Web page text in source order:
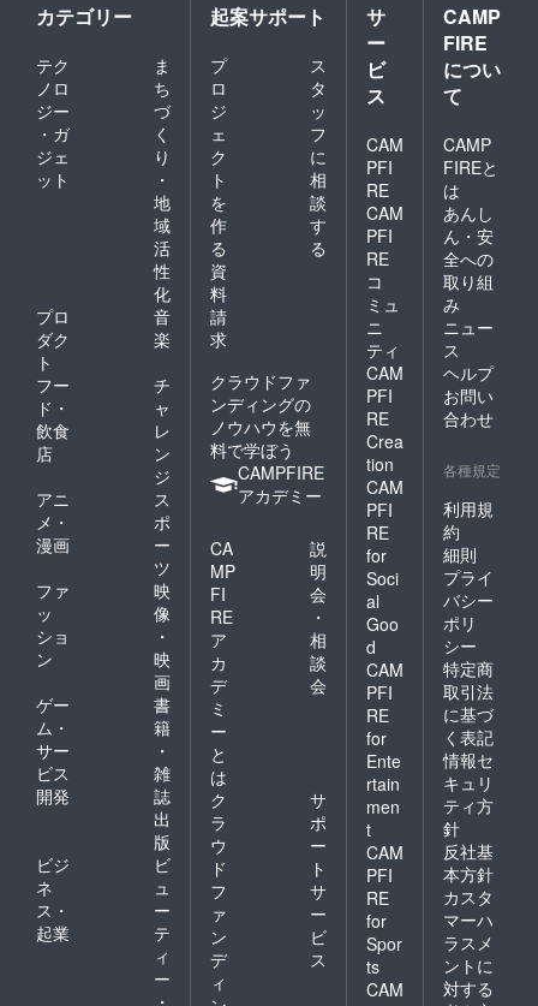
カテゴリー
テク
ノロ
ジー
・ガ
ジェ
ット
ま
ち
づ
く
り
・
地
域
活
性
化
プロ
ダク
ト
音
楽
フー
ド・
飲食
店
チ
ャ
レ
ン
ジ
アニ
メ・
漫画
ス
ポ
ー
ツ
ファ
ッ
ショ
ン
映
像
・
映
画
ゲー
ム・
サー
ビス
開発
書
籍
・
雑
誌
出
版
ビジ
ネ
ス・
起業
ビ
ュ
ー
テ
ィ
ー
・
起案サポート
プ
ロ
ジ
ェ
ク
ト
を
作
る
ス
タ
ッ
フ
に
相
談
す
る
資
料
請
求
クラウドファ
ンディングの
ノウハウを無
料で学ぼう
CAMPFIRE
アカデミー
CA
MP
FI
RE
ア
カ
デ
ミ
ー
と
は
説
明
会
・
相
談
会
ク
ラ
ウ
ド
フ
ァ
ン
デ
ィ
サ
ポ
ー
ト
サ
ー
ビ
ス
サ
ー
ビ
ス
CAM
PFI
RE
CAM
PFI
RE
コ
ミュ
ニ
ティ
CAM
PFI
RE
Crea
tion
CAM
PFI
RE
for
Soci
al
Goo
d
CAM
PFI
RE
for
Ente
rtain
men
t
CAM
PFI
RE
for
Spor
ts
CAM
CAMP
FIRE
につい
て
CAMP
FIREと
は
あんし
ん・安
全への
取り組
み
ニュー
ス
ヘルプ
お問い
合わせ
各種規定
利用規
約
細則
プライ
バシー
ポリ
シー
特定商
取引法
に基づ
く表記
情報セ
キュリ
ティ方
針
反社基
本方針
カスタ
マーハ
ラスメ
ントに
対する